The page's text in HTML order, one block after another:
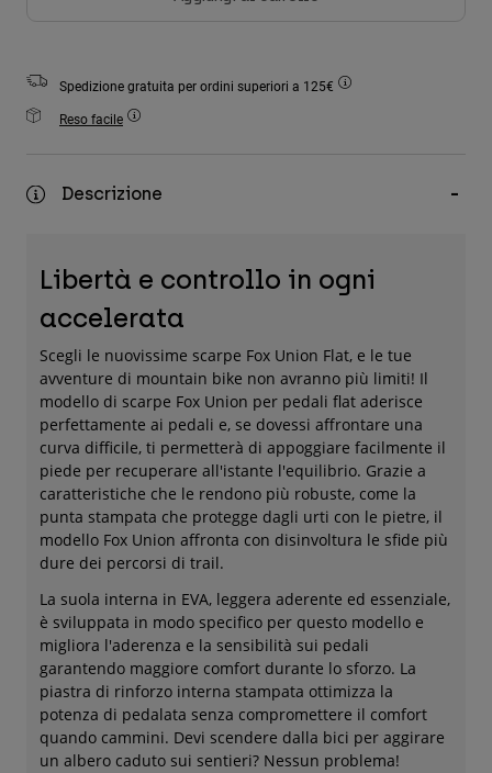
Borse e zaini
Spedizione gratuita per ordini superiori a 125€
Reso facile
Descrizione
Libertà e controllo in ogni
accelerata
Scegli le nuovissime scarpe Fox Union Flat, e le tue
avventure di mountain bike non avranno più limiti! Il
modello di scarpe Fox Union per pedali flat aderisce
perfettamente ai pedali e, se dovessi affrontare una
curva difficile, ti permetterà di appoggiare facilmente il
piede per recuperare all'istante l'equilibrio. Grazie a
caratteristiche che le rendono più robuste, come la
punta stampata che protegge dagli urti con le pietre, il
modello Fox Union affronta con disinvoltura le sfide più
dure dei percorsi di trail.
La suola interna in EVA, leggera aderente ed essenziale,
è sviluppata in modo specifico per questo modello e
migliora l'aderenza e la sensibilità sui pedali
garantendo maggiore comfort durante lo sforzo. La
piastra di rinforzo interna stampata ottimizza la
potenza di pedalata senza compromettere il comfort
quando cammini. Devi scendere dalla bici per aggirare
un albero caduto sui sentieri? Nessun problema!